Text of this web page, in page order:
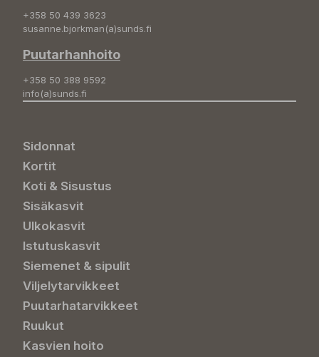
+358 50 439 3623
susanne.bjorkman(a)sunds.fi
Puutarhanhoito
+358 50 388 9592
info(a)sunds.fi
Sidonnat
Kortit
Koti & Sisustus
Sisäkasvit
Ulkokasvit
Istutuskasvit
Siemenet & sipulit
Viljelytarvikkeet
Puutarhatarvikkeet
Ruukut
Kasvien hoito